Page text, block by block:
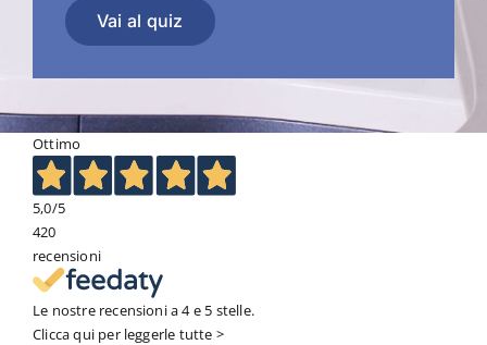
Vai al quiz
Ottimo
5,0/5
420
recensioni
Le nostre recensioni a 4 e 5 stelle.
Clicca qui per leggerle tutte >